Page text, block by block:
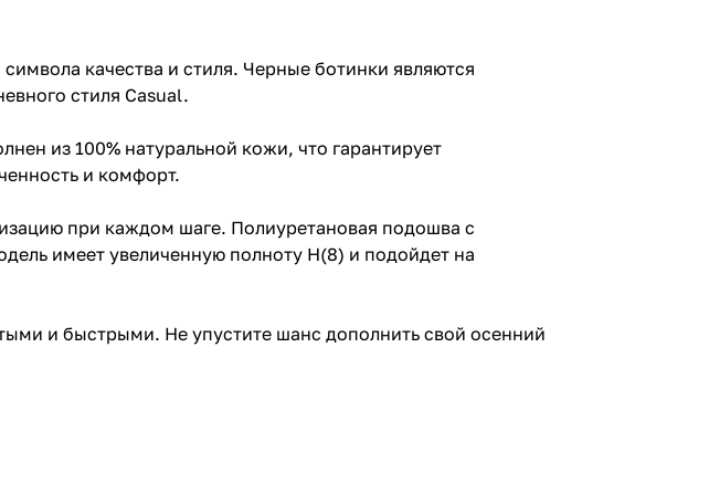
качества и стиля. Черные ботинки являются
стиля Casual.
из 100% натуральной кожи, что гарантирует
и комфорт.
при каждом шаге. Полиуретановая подошва с
имеет увеличенную полноту H(8) и подойдет на
и быстрыми. Не упустите шанс дополнить свой осенний